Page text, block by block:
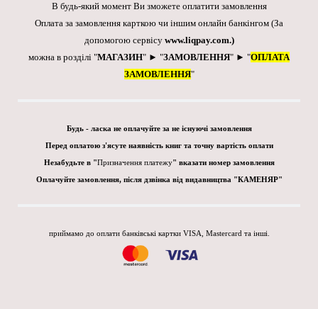
В будь-який момент Ви зможете оплатити замовлення
Оплата за замовлення карткою чи іншим онлайн банкінгом (За
допомогою сервісу www.liqpay.com.)
можна в розділі "МАГАЗИН" ► "ЗАМОВЛЕННЯ" ► "ОПЛАТА
ЗАМОВЛЕННЯ"
Будь - ласка не оплачуйте за не існуючі замовлення
Перед оплатою з'ясуте наявність книг та точну вартість оплати
Незабудьте в "Призначення платежу" вказати номер замовлення
Оплачуйте замовлення, після дзвінка від видавництва "КАМЕНЯР"
приймамо до оплати банківські картки VISA, Mastercard та інші.